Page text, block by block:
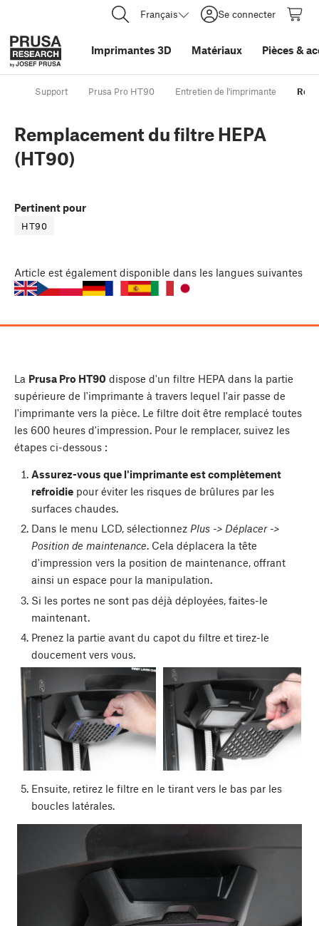
Français Se connecter
Imprimantes 3D Matériaux Pièces &
Support Prusa Pro HT90 Entretien de l'imprimante
Remplacement du filtre HEPA
(HT90)
Pertinent pour
HT90
Article est également disponible dans les langues suivantes
La Prusa Pro HT90 dispose d'un filtre HEPA dans la partie
supérieure de l'imprimante à travers lequel l'air passe de
l'imprimante vers la pièce. Le filtre doit être remplacé toutes
les 600 heures d'impression. Pour le remplacer, suivez les
étapes ci-dessous :
Assurez-vous que l'imprimante est complètement
refroidiepour éviter les risques de brûlures par les
surfaces chaudes.
Dans le menu LCD, sélectionnez Plus -> Déplacer ->
Position de maintenance. Cela déplacera la tête
d'impression vers la position de maintenance, offrant
ainsi un espace pour la manipulation.
Si les portes ne sont pas déjà déployées, faites-le
maintenant.
Prenez la partie avant du capot du filtre et tirez-le
doucement vers vous.
Ensuite, retirez le filtre en le tirant vers le bas par les
boucles latérales.